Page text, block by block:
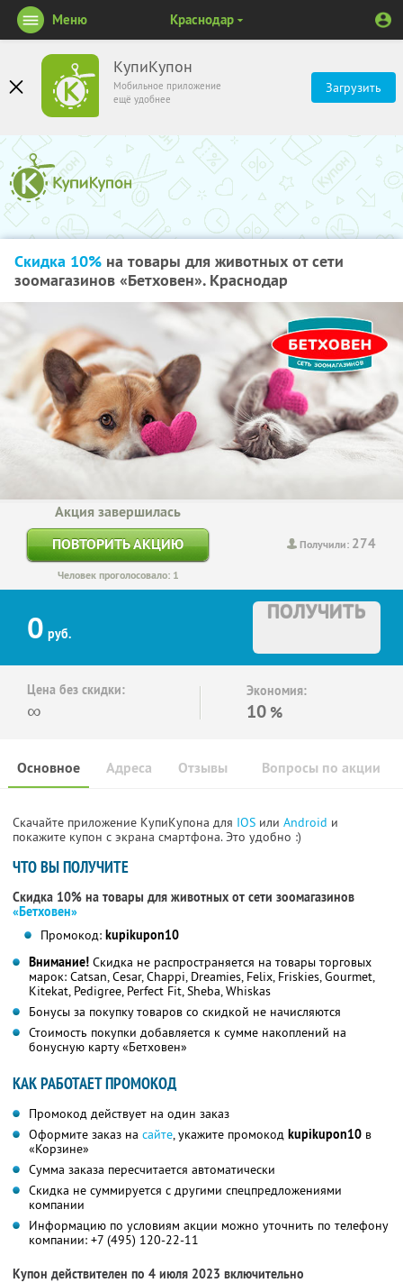
КупиКупон
Мобильное приложение
ещё удобнее
Загрузить
Меню Краснодар
Скидка 10% на товары для животных от сети
зоомагазинов «Бетховен». Краснодар
Получили: 274
Акция завершилась
ПОВТОРИТЬ АКЦИЮ
Человек проголосовало: 1
0 руб.
ПОЛУЧИТЬ
Цена без скидки:
∞
Экономия:
10 %
Основное Отзывы Вопросы по акции
Адреса
Скачайте приложение КупиКупона для IOS или Android и
покажите купон с экрана смартфона. Это удобно :)
ЧТО ВЫ ПОЛУЧИТЕ
Скидка 10% на товары для животных от сети зоомагазинов
«Бетховен»
Промокод: kupikupon10
Внимание! Скидка не распространяется на товары торговых
марок: Catsan, Cesar, Chappi, Dreamies, Felix, Friskies, Gourmet,
Kitekat, Pedigree, Perfect Fit, Sheba, Whiskas
Бонусы за покупку товаров со скидкой не начисляются
Стоимость покупки добавляется к сумме накоплений на
бонусную карту «Бетховен»
КАК РАБОТАЕТ ПРОМОКОД
Промокод действует на один заказ
Оформите заказ на сайте, укажите промокод kupikupon10 в
«Корзине»
Сумма заказа пересчитается автоматически
Скидка не суммируется с другими спецпредложениями
компании
Информацию по условиям акции можно уточнить по телефону
компании: +7 (495) 120-22-11
Купон действителен по 4 июля 2023 включительно